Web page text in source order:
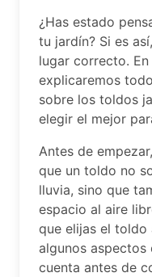
¿Has estado
tu jardín? Si es
lugar correcto.
explicaremos
sobre los toldos
elegir el mejor
Antes de
que un toldo no
lluvia, sino que
espacio al aire
que elijas el toldo
algunos aspectos
cuenta antes de